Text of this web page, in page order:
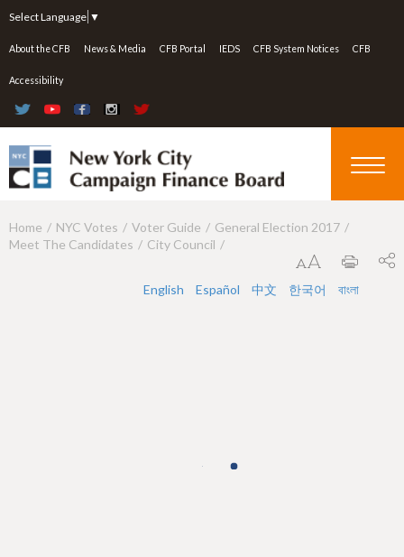
Select Language ▼
About the CFB News & Media CFB Portal IEDS CFB System Notices CFB
Accessibility
Y
Home NYC Votes Voter Guide
General Election 2017
Meet The Candidates
City Council
English Español 中文 한국어 বাংলা